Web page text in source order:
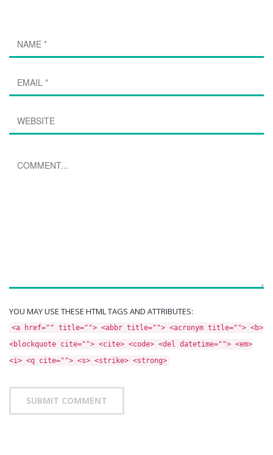
YOU MAY USE THESE HTML TAGS AND ATTRIBUTES:
<a href="" title=""> <abbr title=""> <acronym title=""> <b>
<blockquote cite=""> <cite> <code> <del datetime=""> <em>
<i> <q cite=""> <s> <strike> <strong>